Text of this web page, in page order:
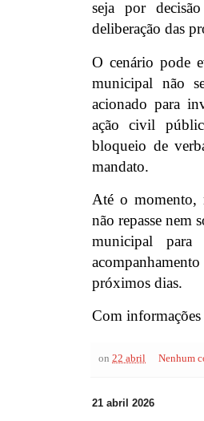
seja por
deliberação das
O cenário pode
municipal não
acionado para
ação civil
bloqueio de
mandato.
Até o momento,
não repasse nem
municipal
próximos dias.
Com
on 22 abril Nenhum
21 abril 2026